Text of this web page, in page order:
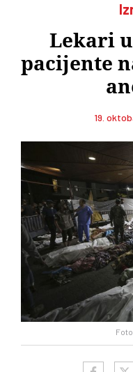
Lekari
pacijente
19.